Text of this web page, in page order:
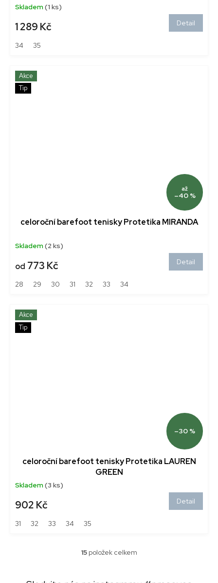
Skladem(1 ks)
1 289 Kč Detail
34 35
Akce
Tip
až
–40 %
celoroční barefoot tenisky Protetika MIRANDA
Skladem(2 ks)
od 773 Kč Detail
28 29 30 31 32 33 34
Akce
Tip
–30 %
celoroční barefoot tenisky Protetika LAUREN
GREEN
Skladem(3 ks)
902 Kč Detail
31 32 33 34 35
O
15 položek celkem